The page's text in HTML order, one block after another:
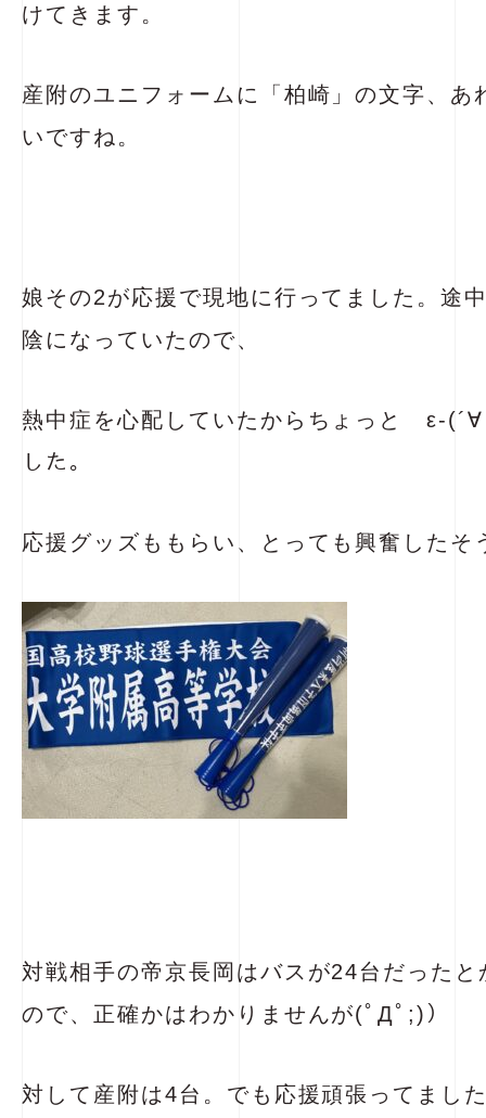
けてきます。
産附のユニフォームに「柏崎」の文字、あ
いですね。
娘その2が応援で現地に行ってました。途
陰になっていたので、
熱中症を心配していたからちょっと ε-
した。
応援グッズももらい、とっても興奮したそ
対戦相手の帝京長岡はバスが24台だった
ので、正確かはわかりませんが(ﾟДﾟ;)）
対して産附は4台。でも応援頑張ってまし